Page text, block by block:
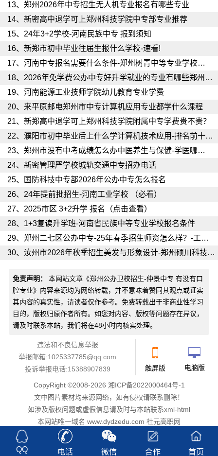
13、 郑州2026年中专招生无人机专业报名有哪些专业
14、 新密高中退学可上郑州科技学院中专部专业推荐
15、 24年3+2学校-河南民族中专 报到须知
16、 新郑市初中毕业往届生报什么学校-速看!
17、 河南中专报名需要什么条件-郑州树青中等专业学校（家长必读）
18、 2026年免学费公办中专好升学就业的专业有哪些郑州财税金融职业学院（学姐推荐）
19、 河南能源工业技师学院幼儿教育专业学费
20、 来平原邮电郑州市中专计算机应用专业都学什么课程
21、 新郑高中退学可上郑州科技学院附属中专学费贵不贵？
22、 濮阳市初中毕业后上什么学计算机技术应用-排名前十的中专学校
23、 郑州市没有中考成绩怎么办中医养生与保健-学医哪个学校好
24、 新密管理严学校城轨交通中专招办电话
25、
国防科技中专部2026年公办中专怎么报名
26、 24年提前批招生-河南工业学校 （必看）
27、 2025市区 3+2升学 报名（点击查看）
28、 1+3复读升学班-河南省民族中等专业学校报名条件
29、 郑州二七区公办中专-25年春季招生师资怎么样？-工业中专学校
30、 汝州市2026年秋季招生美发与形象设计-郑州硕川科技中等专业学校
免责声明： 本网站文章《郑州公办卫校招生-仲景中专 有没有口
腔专业》内容来源均为网络转载，并不意味着赞同其观点或证实
其内容的真实性，请读者仅作参考。免费转载出于非商业性学习
目的，版权归原作者所有。如您对内容、版权等问题存在异议，
请及时联系本站，我们将在48小时内核实处理。
违法和不良信息举报
举报邮箱:1025337785@qq.com
投诉举报电话:15388907839
触屏版 电脑版
CopyRight ©2008-2026 湘ICP备2022000464号-1
文中图片素材均来源网络，如有侵权请联系删除！
如涉及版权问题或虚假信息请及时与本站联系xml-html
本网站唯一域名 www.dydzedu.com 杜元高职网
QQ 电话 微信 合作 首页